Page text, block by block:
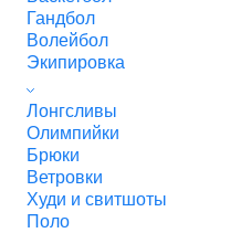
Гандбол
Волейбол
Экипировка
Лонгсливы
Олимпийки
Брюки
Ветровки
Худи и свитшоты
Поло